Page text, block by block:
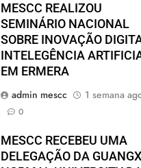
MESCC REALIZOU
SEMINÁRIO NACIONAL
SOBRE INOVAÇÃO
INTELEGÊNCIA
EM ERMERA
admin mescc
1 semana
0
MESCC RECEBEU UMA
DELEGAÇÃO DA